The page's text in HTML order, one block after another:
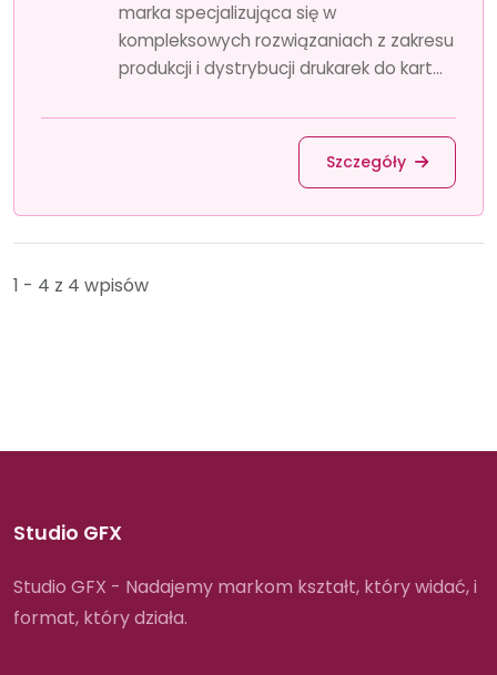
marka specjalizująca się w
kompleksowych rozwiązaniach z zakresu
produkcji i dystrybucji drukarek do kart...
Szczegóły
1 - 4 z 4 wpisów
Studio GFX
Studio GFX - Nadajemy markom kształt, który widać, i
format, który działa.